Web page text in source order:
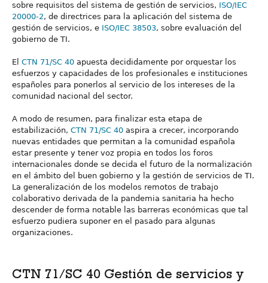
sobre requisitos del sistema de gestión de servicios, ISO/IEC
20000-2, de directrices para la aplicación del sistema de
gestión de servicios, e ISO/IEC 38503, sobre evaluación del
gobierno de TI.
El CTN 71/SC 40 apuesta decididamente por orquestar los
esfuerzos y capacidades de los profesionales e instituciones
españoles para ponerlos al servicio de los intereses de la
comunidad nacional del sector.
A modo de resumen, para finalizar esta etapa de
estabilización, CTN 71/SC 40 aspira a crecer, incorporando
nuevas entidades que permitan a la comunidad española
estar presente y tener voz propia en todos los foros
internacionales donde se decida el futuro de la normalización
en el ámbito del buen gobierno y la gestión de servicios de TI.
La generalización de los modelos remotos de trabajo
colaborativo derivada de la pandemia sanitaria ha hecho
descender de forma notable las barreras económicas que tal
esfuerzo pudiera suponer en el pasado para algunas
organizaciones.
CTN 71/SC 40 Gestión de servicios y